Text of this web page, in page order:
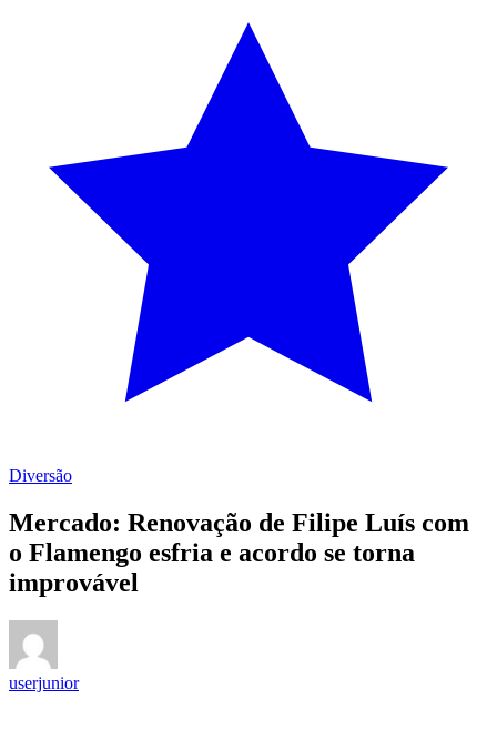
Diversão
Mercado: Renovação de Filipe Luís com
o Flamengo esfria e acordo se torna
improvável
userjunior